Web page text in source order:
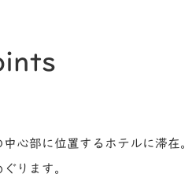
心部に位置するホテルに滞在
ります。